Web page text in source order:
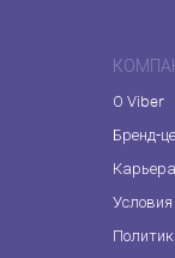
О Viber
Бренд-
Карьера